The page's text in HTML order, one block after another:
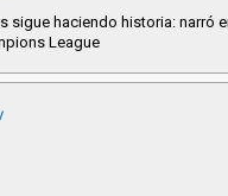
sigue haciendo historia: narró
League